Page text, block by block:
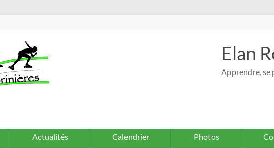
Elan
Apprendre, se
Actualités Calendrier Photos